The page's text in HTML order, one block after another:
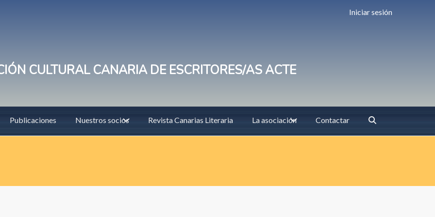
Iniciar sesión
CULTURAL CANARIA DE ESCRITORES/AS ACTE
Publicaciones Nuestros socios Revista Canarias Literaria La asociación Contactar